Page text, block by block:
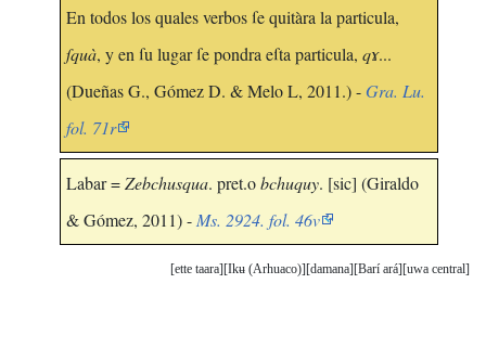
En todos los quales verbos ſe quitàra la particula,
ſquà, y en ſu lugar ſe pondra eſta particula, qɤ...
(Dueñas G., Gómez D. & Melo L, 2011.) -Gra. Lu.
fol. 71r
Labar =Zebchusqua. pret.obchuquy. [sic] (Giraldo
& Gómez, 2011) - Ms. 2924. fol. 46v
uwa central
Barí ará
damana
Ikʉ (Arhuaco)
ette taara